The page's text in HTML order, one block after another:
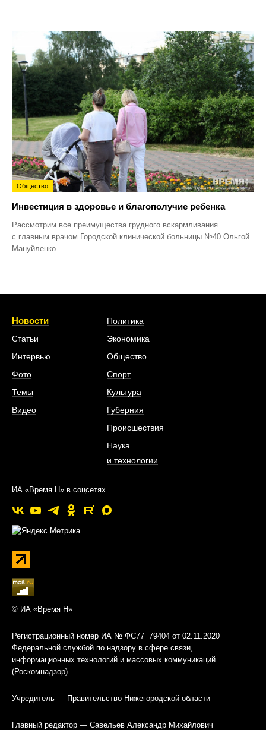
Общество
Инвестиция в здоровье и благополучие ребенка
Рассмотрим все преимущества грудного вскармливания
с главным врачом Городской клинической больницы №40 Ольгой
Мануйленко.
Новости
Статьи
Интервью
Фото
Темы
Видео
Политика
Экономика
Общество
Спорт
Культура
Губерния
Происшествия
Наука
и технологии
ИА «Время Н» в соцсетях
© ИА «Время Н»
Регистрационный номер ИА № ФС77−79404 от 02.11.2020
Федеральной службой по надзору в сфере связи,
информационных технологий и массовых коммуникаций
(Роскомнадзор)
Учредитель — Правительство Нижегородской области
Главный редактор — Савельев Александр Михайлович